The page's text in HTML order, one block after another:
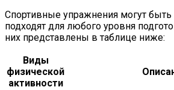
Спортивные упражнения могут
подходят для любого уровня
них представлены в таблице ниже:
Виды
физической
активности